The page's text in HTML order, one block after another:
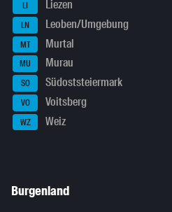
LI Liezen
LN Leoben/Umgebung
MT Murtal
MU Murau
SO Südoststeiermark
VO Voitsberg
WZ Weiz
Burgenland